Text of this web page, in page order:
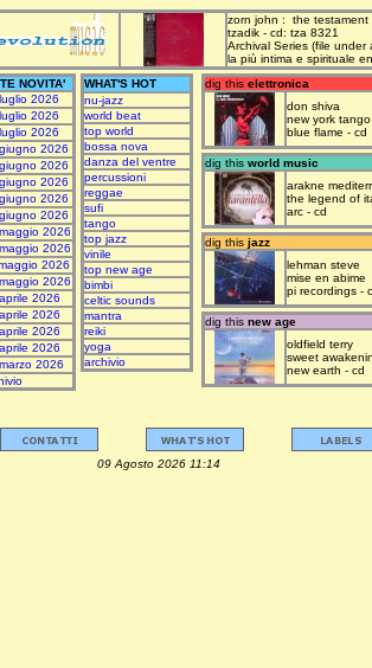
zorn john : the testament
tzadik - cd: tza 8321
Archival Series (file under
la più intima e spirituale
NOVITA'
2026
2026
2026
2026
2026
2026
2026
2026
2026
2026
2026
2026
2026
2026
2026
2026
2026
WHAT'S HOT
nu-jazz
world beat
top world
bossa nova
danza del ventre
percussioni
reggae
sufi
tango
top jazz
vinile
top new age
bimbi
celtic sounds
mantra
reiki
yoga
archivio
dig this elettronica
don shiva
new york tango
blue flame - cd
dig this world music
arakne
the legend of
arc - cd
dig this jazz
lehman steve
mise en abime
pi recordings -
dig this new age
oldfield terry
sweet
new earth - cd
09 Agosto 2026 11:14